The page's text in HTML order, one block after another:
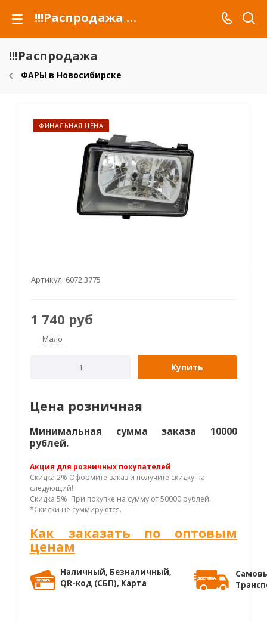
!!!Распродажа для автомобилей российских марок и сельхозтехники
!!!Распродажа
ФАРЫ в Новосибирске
ФИНАЛЬНАЯ ЦЕНА
Артикул: 6072.3775
1 740 руб
Мало
Купить
Цена розничная
Минимальная сумма заказа 10000
рублей.
Акция для розничных покупателей
Скидка 2% Оформите заказ и получите скидку на
следующий!
Скидка 5% При покупке на сумму от 50000 рублей.
*Скидки не суммируются.
Как заказать по оптовым
ценам
Наличный, Безналичный,
QR-код (СБП), Карта